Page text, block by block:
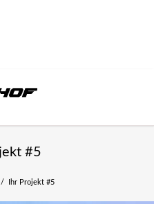
#5
Ihr Projekt #5